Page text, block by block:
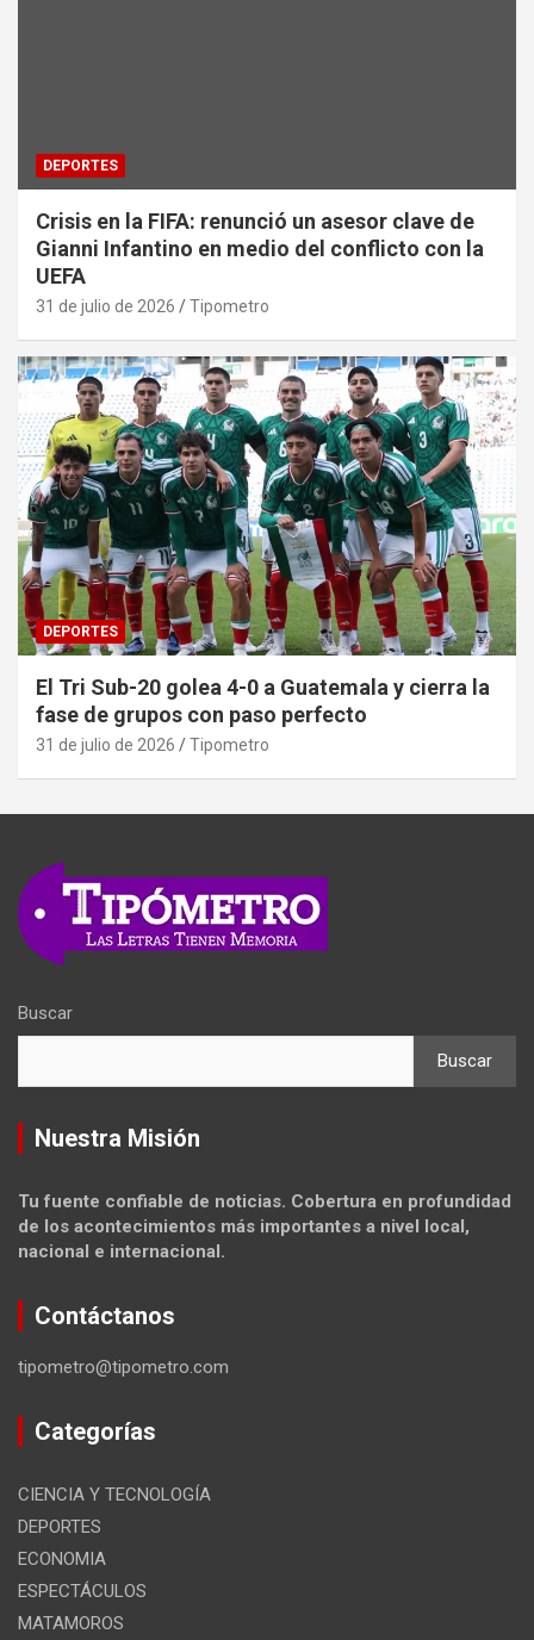
DEPORTES
Crisis en la FIFA: renunció un asesor clave de
Gianni Infantino en medio del conflicto con la
UEFA
31 de julio de 2026 Tipometro
DEPORTES
El Tri Sub-20 golea 4-0 a Guatemala y cierra la
fase de grupos con paso perfecto
31 de julio de 2026 Tipometro
Buscar
Buscar
Nuestra Misión
Tu fuente confiable de noticias. Cobertura en profundidad
de los acontecimientos más importantes a nivel local,
nacional e internacional.
Contáctanos
tipometro@tipometro.com
Categorías
CIENCIA Y TECNOLOGÍA
DEPORTES
ECONOMIA
ESPECTÁCULOS
MATAMOROS